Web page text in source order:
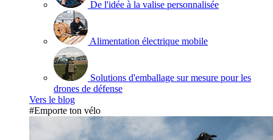
De l'idée à la valise personnalisée
Alimentation électrique mobile
Solutions d'emballage sur mesure pour les
drones de défense
Vers le blog
#Emporte ton vélo